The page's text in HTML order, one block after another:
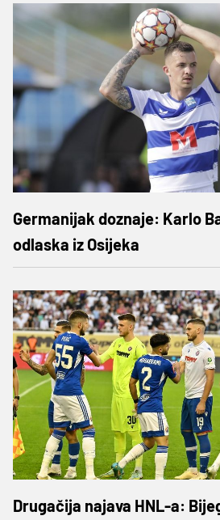
Germanijak doznaje: Karlo
odlaska iz Osijeka
Drugačija najava HNL-a: